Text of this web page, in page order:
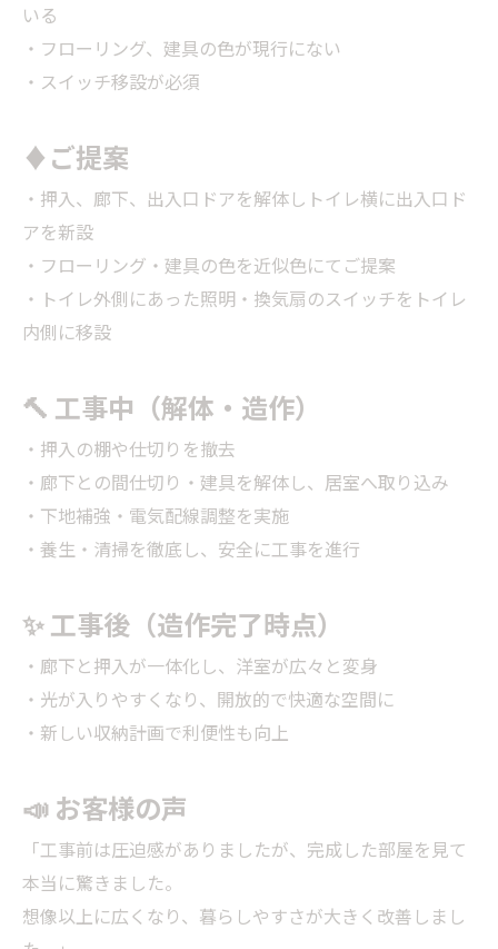
いる
・フローリング、建具の色が現行にない
・スイッチ移設が必須
♦ご提案
・押入、廊下、出入口ドアを解体しトイレ横に出入口ド
アを新設
・フローリング・建具の色を近似色にてご提案
・トイレ外側にあった照明・換気扇のスイッチをトイレ
内側に移設
🔨 工事中（解体・造作）
・押入の棚や仕切りを撤去
・廊下との間仕切り・建具を解体し、居室へ取り込み
・下地補強・電気配線調整を実施
・養生・清掃を徹底し、安全に工事を進行
✨ 工事後（造作完了時点）
・廊下と押入が一体化し、洋室が広々と変身
・光が入りやすくなり、開放的で快適な空間に
・新しい収納計画で利便性も向上
📣 お客様の声
「工事前は圧迫感がありましたが、完成した部屋を見て
本当に驚きました。
想像以上に広くなり、暮らしやすさが大きく改善しまし